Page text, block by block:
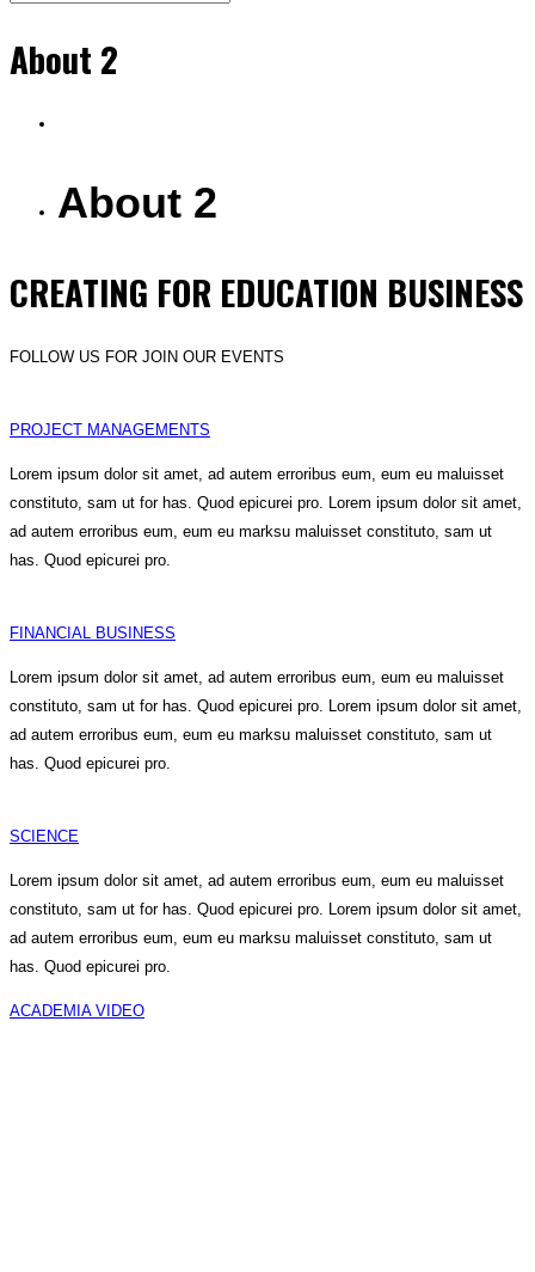
About 2
About 2
CREATING FOR EDUCATION BUSINESS
FOLLOW US FOR JOIN OUR EVENTS
PROJECT MANAGEMENTS
Lorem ipsum dolor sit amet, ad autem erroribus eum, eum eu maluisset
constituto, sam ut for has. Quod epicurei pro. Lorem ipsum dolor sit amet,
ad autem erroribus eum, eum eu marksu maluisset constituto, sam ut
has. Quod epicurei pro.
FINANCIAL BUSINESS
Lorem ipsum dolor sit amet, ad autem erroribus eum, eum eu maluisset
constituto, sam ut for has. Quod epicurei pro. Lorem ipsum dolor sit amet,
ad autem erroribus eum, eum eu marksu maluisset constituto, sam ut
has. Quod epicurei pro.
SCIENCE
Lorem ipsum dolor sit amet, ad autem erroribus eum, eum eu maluisset
constituto, sam ut for has. Quod epicurei pro. Lorem ipsum dolor sit amet,
ad autem erroribus eum, eum eu marksu maluisset constituto, sam ut
has. Quod epicurei pro.
ACADEMIA VIDEO